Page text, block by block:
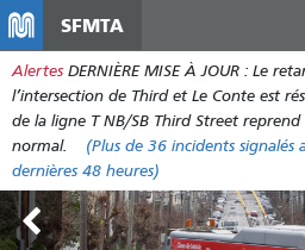
SFMTA
Alertes DERNIÈRE MISE À JOUR : Le
l’intersection de Third et Le Conte est
de la ligne T NB/SB Third Street reprend
normal.
(Plus de 36 incidents signalés
dernières 48 heures)